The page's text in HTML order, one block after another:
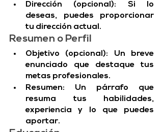
Dirección (opcional): Si lo
deseas, puedes proporcionar
tu dirección actual.
Resumen o Perfil
Objetivo (opcional): Un breve
enunciado que destaque tus
metas profesionales.
Resumen: Un párrafo que
resuma tus habilidades,
experiencia y lo que puedes
aportar.